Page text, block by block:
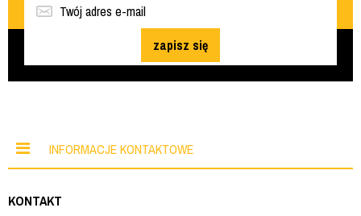
zapisz się
INFORMACJE KONTAKTOWE
KONTAKT